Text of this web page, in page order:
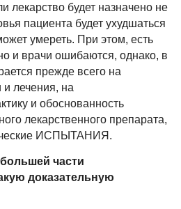
лекарство будет назначено не
пациента будет ухудшаться
умереть. При этом, есть
и врачи ошибаются, однако, в
прежде всего на
и лечения, на
и обоснованность
лекарственного препарата,
ИСПЫТАНИЯ.
части
доказательную